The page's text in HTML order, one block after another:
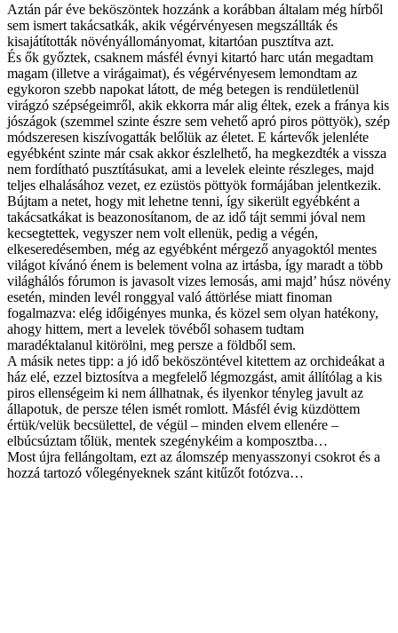
Aztán pár éve beköszöntek hozzánk a korábban általam még hírből
sem ismert takácsatkák, akik végérvényesen megszállták és
kisajátították növényállományomat, kitartóan pusztítva azt.
És ők győztek, csaknem másfél évnyi kitartó harc után megadtam
magam (illetve a virágaimat), és végérvényesem lemondtam az
egykoron szebb napokat látott, de még betegen is rendületlenül
virágzó szépségeimről, akik ekkorra már alig éltek, ezek a fránya kis
jószágok (szemmel szinte észre sem vehető apró piros pöttyök), szép
módszeresen kiszívogatták belőlük az életet. E kártevők jelenléte
egyébként szinte már csak akkor észlelhető, ha megkezdték a vissza
nem fordítható pusztításukat, ami a levelek eleinte részleges, majd
teljes elhalásához vezet, ez ezüstös pöttyök formájában jelentkezik.
Bújtam a netet, hogy mit lehetne tenni, így sikerült egyébként a
takácsatkákat is beazonosítanom, de az idő tájt semmi jóval nem
kecsegtettek, vegyszer nem volt ellenük, pedig a végén,
elkeseredésemben, még az egyébként mérgező anyagoktól mentes
világot kívánó énem is belement volna az irtásba, így maradt a több
világhálós fórumon is javasolt vizes lemosás, ami majd’ húsz növény
esetén, minden levél ronggyal való áttörlése miatt finoman
fogalmazva: elég időigényes munka, és közel sem olyan hatékony,
ahogy hittem, mert a levelek tövéből sohasem tudtam
maradéktalanul kitörölni, meg persze a földből sem.
A másik netes tipp: a jó idő beköszöntével kitettem az orchideákat a
ház elé, ezzel biztosítva a megfelelő légmozgást, amit állítólag a kis
piros ellenségeim ki nem állhatnak, és ilyenkor tényleg javult az
állapotuk, de persze télen ismét romlott. Másfél évig küzdöttem
értük/velük becsülettel, de végül – minden elvem ellenére –
elbúcsúztam tőlük, mentek szegénykéim a komposztba…
Most újra fellángoltam, ezt az álomszép menyasszonyi csokrot és a
hozzá tartozó vőlegényeknek szánt kitűzőt fotózva…